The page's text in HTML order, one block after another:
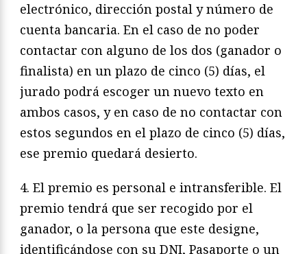
electrónico, dirección postal y número de
cuenta bancaria. En el caso de no poder
contactar con alguno de los dos (ganador o
finalista) en un plazo de cinco (5) días, el
jurado podrá escoger un nuevo texto en
ambos casos, y en caso de no contactar con
estos segundos en el plazo de cinco (5) días,
ese premio quedará desierto.
4. El premio es personal e intransferible. El
premio tendrá que ser recogido por el
ganador, o la persona que este designe,
identificándose con su DNI, Pasaporte o un